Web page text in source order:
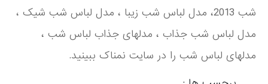
شب 2013، مدل لباس شب زیبا ، مدل لباس شب شیک ،
مدل لباس شب جذاب ، مدلهای جذاب لباس شب ،
مدلهای لباس شب را در سایت نمناک ببینید.